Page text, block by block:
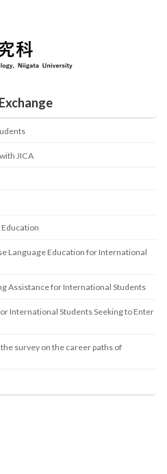
JICA
Language Education for International
Assistance for International Students
International Students Seeking to Enter
survey on the career paths of